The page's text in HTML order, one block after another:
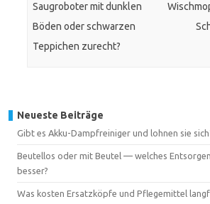
Saugroboter mit dunklen
Böden oder schwarzen
Teppichen zurecht?
Neueste Beiträge
Gibt es Akku-Dampfreiniger und lohnen sie
Beutellos oder mit Beutel — welches
besser?
Was kosten Ersatzköpfe und Pflegemittel